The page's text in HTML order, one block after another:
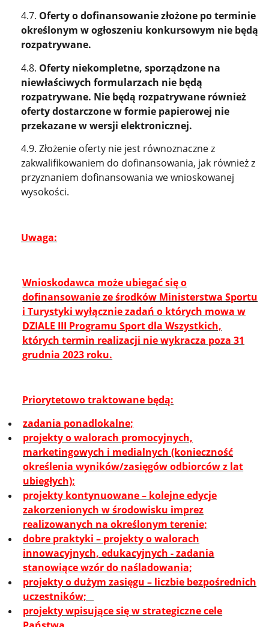
4.7. Oferty o dofinansowanie złożone po terminie
określonym w ogłoszeniu konkursowym nie będą
rozpatrywane.
4.8. Oferty niekompletne, sporządzone na
niewłaściwych formularzach nie będą
rozpatrywane. Nie będą rozpatrywane również
oferty dostarczone w formie papierowej nie
przekazane w wersji elektronicznej.
4.9. Złożenie oferty nie jest równoznaczne z
zakwalifikowaniem do dofinansowania, jak również z
przyznaniem dofinansowania we wnioskowanej
wysokości.
Uwaga:
Wnioskodawca może ubiegać się o
dofinansowanie ze środków Ministerstwa Sportu
i Turystyki wyłącznie zadań o których mowa w
DZIALE III Programu Sport dla Wszystkich,
których termin realizacji nie wykracza poza 31
grudnia 2023 roku.
Priorytetowo traktowane będą:
zadania ponadlokalne;
projekty o walorach promocyjnych,
marketingowych i medialnych (konieczność
określenia wyników/zasięgów odbiorców z lat
ubiegłych);
projekty kontynuowane – kolejne edycje
zakorzenionych w środowisku imprez
realizowanych na określonym terenie;
dobre praktyki – projekty o walorach
innowacyjnych, edukacyjnych - zadania
stanowiące wzór do naśladowania;
projekty o dużym zasięgu – liczbie bezpośrednich
uczestników;
projekty wpisujące się w strategiczne cele